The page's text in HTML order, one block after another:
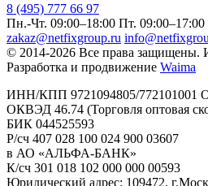
8 (495) 777 66 97
Пн.-Чт. 09:00–18:00 Пт. 09:00–17:00
zakaz@netfixgroup.ru
© 2014-2026 Все права защищены.
Разработка и продвижение Waima
ИНН/КПП 9721094805/772101001
ОКВЭД 46.74 (Торговля оптовая
БИК 044525593
Р/сч 407 028 100 024 900 03607
в АО «АЛЬФА-БАНК»
К/сч 301 018 102 000 000 00593
Юридический адрес: 109472,